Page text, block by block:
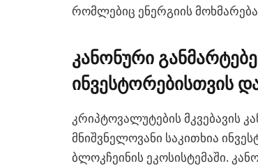
რომლებიც ენერგიის
კანონური
ინვესტორებისთვის
კრიპტოვალუტების მკვებავის
მნიშვნელოვანი საკითხია
ბლოკჩეინის ეკოსისტემაში.